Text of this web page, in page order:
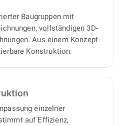
und
Ihrer Seite.
Baugruppen mit
vollständigen 3D-
Aus einem Konzept
Konstruktion.
einzelner
auf Effizienz,